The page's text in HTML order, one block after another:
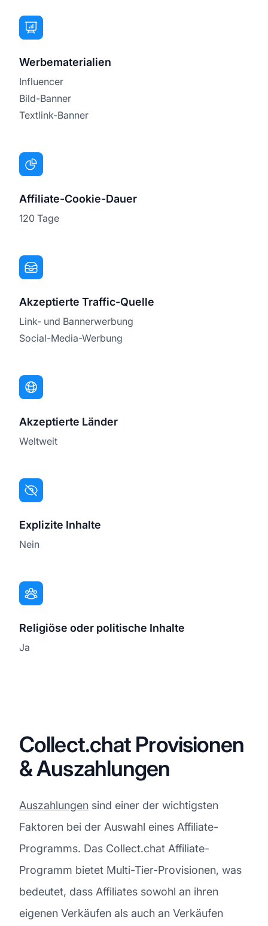
Werbematerialien
Influencer
Bild-Banner
Textlink-Banner
Affiliate-Cookie-Dauer
120 Tage
Akzeptierte Traffic-Quelle
Link- und Bannerwerbung
Social-Media-Werbung
Akzeptierte Länder
Weltweit
Explizite Inhalte
Nein
Religiöse oder politische Inhalte
Ja
Collect.chat Provisionen
& Auszahlungen
Auszahlungen sind einer der wichtigsten
Faktoren bei der Auswahl eines Affiliate-
Programms. Das Collect.chat Affiliate-
Programm bietet Multi-Tier-Provisionen, was
bedeutet, dass Affiliates sowohl an ihren
eigenen Verkäufen als auch an Verkäufen